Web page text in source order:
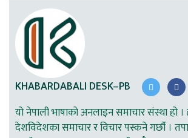
KHABARDABALI DESK–PB
यो नेपाली भाषाको अनलाइन समाचार संस्था हो
देशविदेशका समाचार र विचार पस्कने गर्छौ ।